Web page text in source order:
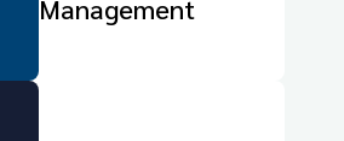
Management